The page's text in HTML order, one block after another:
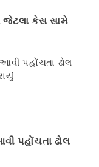
જેટલા કેસ સામે
પહોંચતા ઢોલ